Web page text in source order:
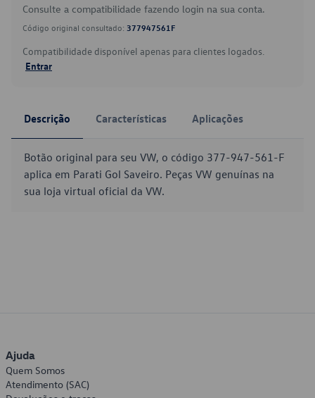
Consulte a compatibilidade fazendo login na sua conta.
Código original consultado: 377947561F
Compatibilidade disponível apenas para clientes logados.
Entrar
Descrição Características Aplicações
Botão original para seu VW, o código 377-947-561-F
aplica em Parati Gol Saveiro. Peças VW genuínas na
sua loja virtual oficial da VW.
Ajuda
Quem Somos
Atendimento (SAC)